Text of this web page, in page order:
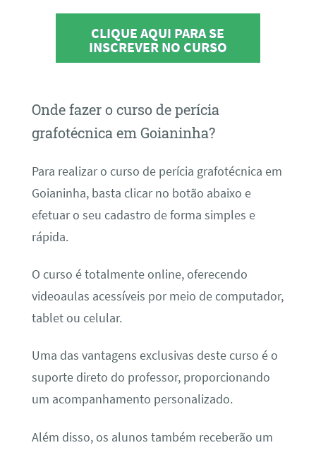
CLIQUE AQUI PARA SE
INSCREVER NO CURSO
Onde fazer o curso de perícia
grafotécnica em Goianinha?
Para realizar o curso de perícia grafotécnica em
Goianinha, basta clicar no botão abaixo e
efetuar o seu cadastro de forma simples e
rápida.
O curso é totalmente online, oferecendo
videoaulas acessíveis por meio de computador,
tablet ou celular.
Uma das vantagens exclusivas deste curso é o
suporte direto do professor, proporcionando
um acompanhamento personalizado.
Além disso, os alunos também receberão um